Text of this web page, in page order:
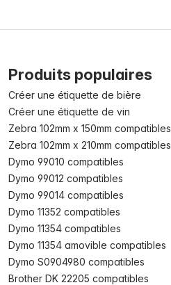
Produits populaires
Créer une étiquette de bière
Créer une étiquette de vin
Zebra 102mm x 150mm compatibles
Zebra 102mm x 210mm compatibles
Dymo 99010 compatibles
Dymo 99012 compatibles
Dymo 99014 compatibles
Dymo 11352 compatibles
Dymo 11354 compatibles
Dymo 11354 amovible compatibles
Dymo S0904980 compatibles
Brother DK 22205 compatibles